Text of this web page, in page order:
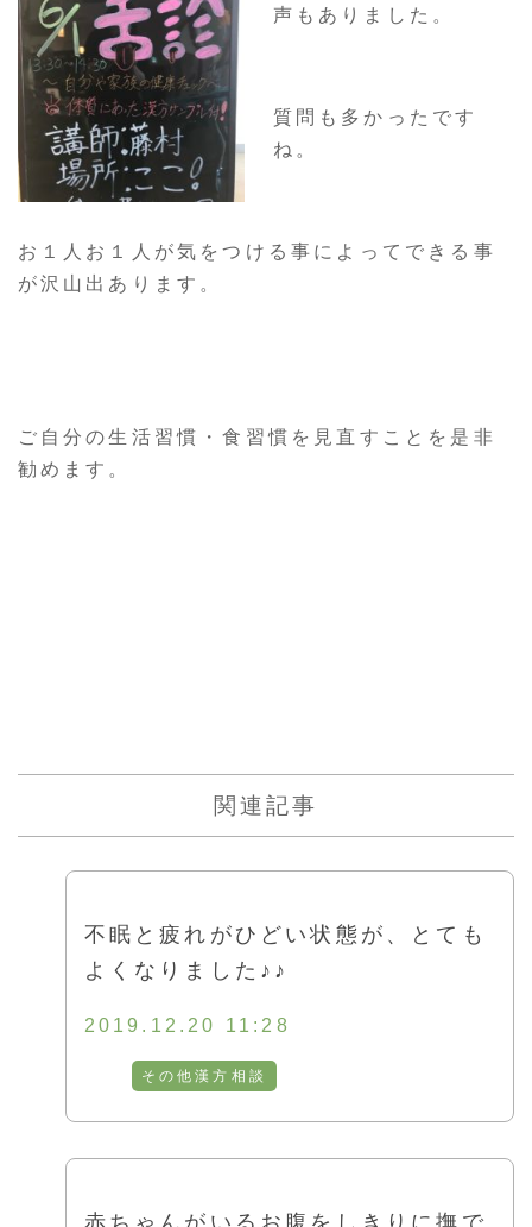
声もありました。
質問も多かったです
ね。
お１人お１人が気をつける事によってできる事
が沢山出あります。
ご自分の生活習慣・食習慣を見直すことを是非
勧めます。
関連記事
不眠と疲れがひどい状態が、とても
よくなりました♪♪
2019.12.20 11:28
その他漢方相談
赤ちゃんがいるお腹をしきりに撫で